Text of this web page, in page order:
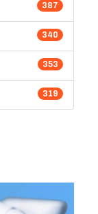
387
340
353
319